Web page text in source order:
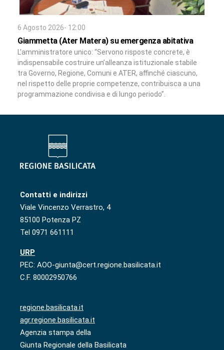
6 Agosto 2026- 12:00
Giammetta (Ater Matera) su emergenza abitativa
L’amministratore unico: “Servono risposte concrete, è
indispensabile costruire un’alleanza istituzionale stabile
tra Governo, Regione, Comuni e ATER, affinché ciascuno,
nel rispetto delle proprie competenze, contribuisca a una
programmazione condivisa e di lungo periodo”.
Contatti e indirizzi
Viale Vincenzo Verrastro, 4
85100 Potenza PZ
Tel 0971 661111
URP
PEC: AOO-giunta@cert.regione.basilicata.it
C.F. 80002950766
regione.basilicata.it
agr.regione.basilicata.it
Agenzia stampa della
Giunta Regionale della Basilicata